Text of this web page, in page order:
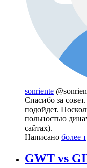
sonriente
Спасибо за
подойдет.
польностью
сайтах).
Написано более
GWT vs